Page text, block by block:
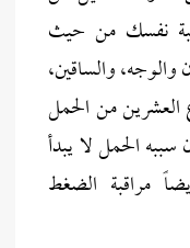
نفسك من حيث
والوجه، والساقين،
العشرين من الحمل
الحمل لا يبدأ
مراقبة الضغط